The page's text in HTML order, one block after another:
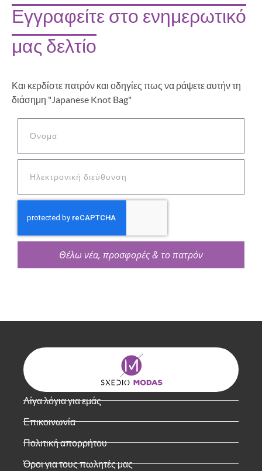
Εγγραφείτε στο ενημερωτικό
μας δελτίο
Και κερδίστε πατρόν και οδηγίες πως να ράψετε αυτήν τη
διάσημη "Japanese Knot Bag"
Θέλω νέα, προσφορές & το πατρόν
Λίγα λόγια για εμάς
Επικοινωνία
Πολιτική απορρήτου
Όροι για τους πωλητές μας